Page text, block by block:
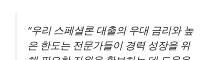
“우리 스페셜론 대출의 우대 금리와 높
은 한도는 전문가들이 경력 성장을 위